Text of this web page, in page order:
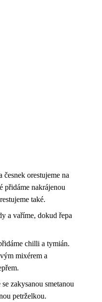
orestujeme na
přidáme nakrájenou
také.
a vaříme, dokud řepa
chilli a tymián.
mixérem a
zakysanou smetanou
petrželkou.